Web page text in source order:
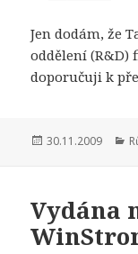
Jen dodám, že
oddělení (R&D)
doporučuji k
Publikováno:
30.11.2009
Vydána